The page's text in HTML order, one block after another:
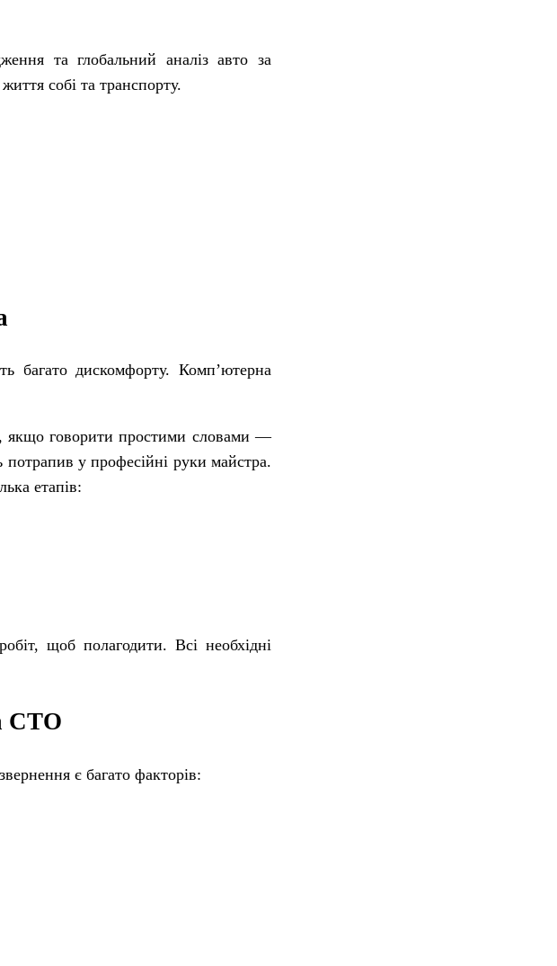
та глобальний аналіз авто за
собі та транспорту.
багато дискомфорту. Комп’ютерна
якщо говорити простими словами —
потрапив у професійні руки майстра.
етапів:
щоб полагодити. Всі необхідні
СТО
є багато факторів: